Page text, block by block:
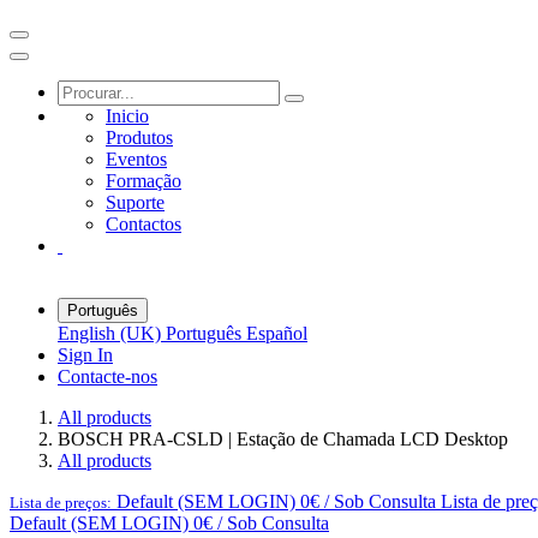
Inicio
Produtos
Eventos
Formação
Suporte
Contactos
Português
English (UK) Português Español
Sign In
Contacte-nos
All products
BOSCH PRA-CSLD | Estação de Chamada LCD Desktop
All products
Lista de preços: Default (SEM LOGIN) 0€ / Sob Consulta Lista de
Default (SEM LOGIN) 0€ / Sob Consulta